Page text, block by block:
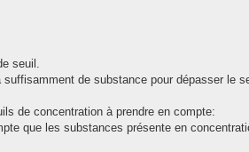
seuil.
de substance pour dépasser le
de concentration à prendre en compte:
que les substances présente en